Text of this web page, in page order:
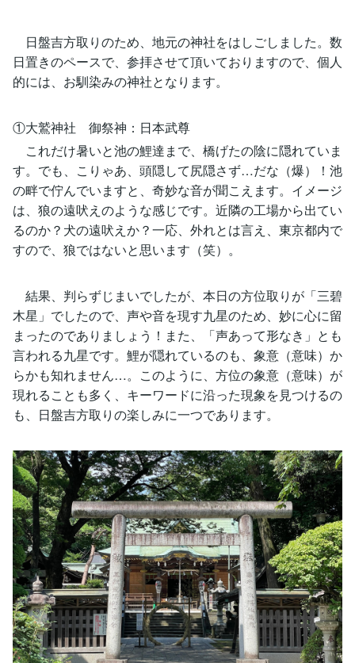
日盤吉方取りのため、地元の神社をはしごしました。数
日置きのペースで、参拝させて頂いておりますので、個人
的には、お馴染みの神社となります。
①大鷲神社 御祭神：日本武尊
これだけ暑いと池の鯉達まで、橋げたの陰に隠れていま
す。でも、こりゃあ、頭隠して尻隠さず…だな（爆）！池
の畔で佇んでいますと、奇妙な音が聞こえます。イメージ
は、狼の遠吠えのような感じです。近隣の工場から出てい
るのか？犬の遠吠えか？一応、外れとは言え、東京都内で
すので、狼ではないと思います（笑）。
結果、判らずじまいでしたが、本日の方位取りが「三碧
木星」でしたので、声や音を現す九星のため、妙に心に留
まったのでありましょう！また、「声あって形なき」とも
言われる九星です。鯉が隠れているのも、象意（意味）か
らかも知れません…。このように、方位の象意（意味）が
現れることも多く、キーワードに沿った現象を見つけるの
も、日盤吉方取りの楽しみに一つであります。